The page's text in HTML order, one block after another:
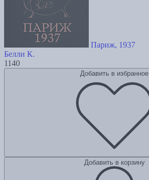
Париж, 1937
Белли К.
1140
Добавить в избранное
Добавить в корзину